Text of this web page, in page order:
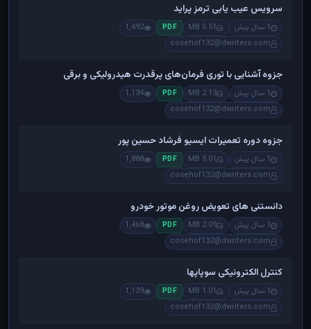
سرویس عیب یابی ترمز پراید
1 سال پیش 0.51 MB
PDF
1,492
cosehof132@dwriters.com
جزوه آشنایی با توری فرمان‌های پرقدرت هیدرولیکی و برقی
1 سال پیش 2.13 MB
PDF
1,134
cosehof132@dwriters.com
جزوه دوره تعمیرات ایسیو فرشاد حسین پور
1 سال پیش 5.01 MB
PDF
1,888
cosehof132@dwriters.com
دانستنی های تعویض روغن موتور خودرو
1 سال پیش 2.09 MB
PDF
1,468
cosehof132@dwriters.com
کنترل الکترونیکی سوپاپها
1 سال پیش 1.01 MB
PDF
1,139
cosehof132@dwriters.com